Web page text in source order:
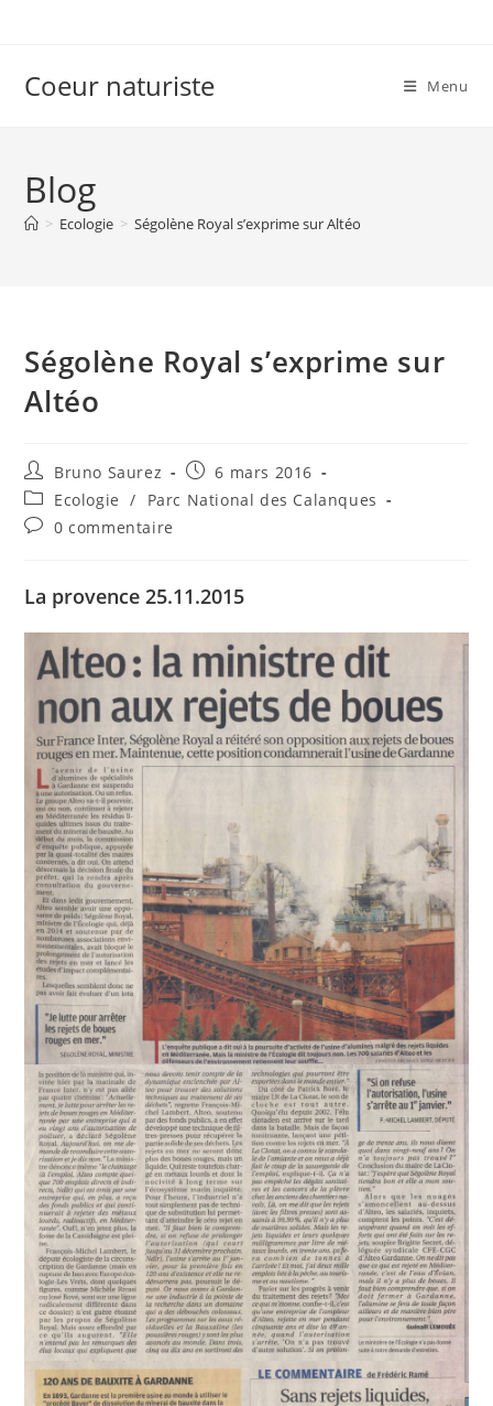
Coeur naturiste Menu
Blog
> Ecologie > Ségolène Royal s’exprime sur Altéo
Ségolène Royal s’exprime sur
Altéo
Auteur/autrice
de
la
publication :
Bruno Saurez
Publication
publiée :
6 mars 2016
Post
category:
Ecologie /
Parc National des Calanques
Commentaires
publication :
0 commentaire
La provence 25.11.2015